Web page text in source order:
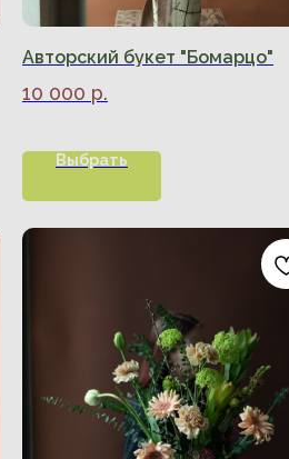
Авторский букет "Бомарцо"
10 000 р.
Выбрать